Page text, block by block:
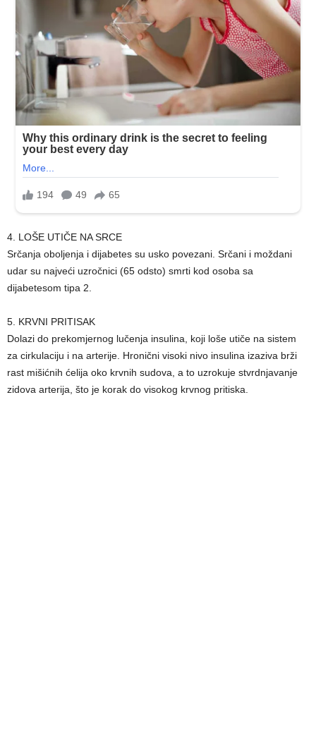
4. LOŠE UTIČE NA SRCE
Srčanja oboljenja i dijabetes su usko povezani. Srčani i moždani
udar su najveći uzročnici (65 odsto) smrti kod osoba sa
dijabetesom tipa 2.
5. KRVNI PRITISAK
Dolazi do prekomjernog lučenja insulina, koji loše utiče na sistem
za cirkulaciju i na arterije. Hronični visoki nivo insulina izaziva brži
rast mišićnih ćelija oko krvnih sudova, a to uzrokuje stvrdnjavanje
zidova arterija, što je korak do visokog krvnog pritiska.